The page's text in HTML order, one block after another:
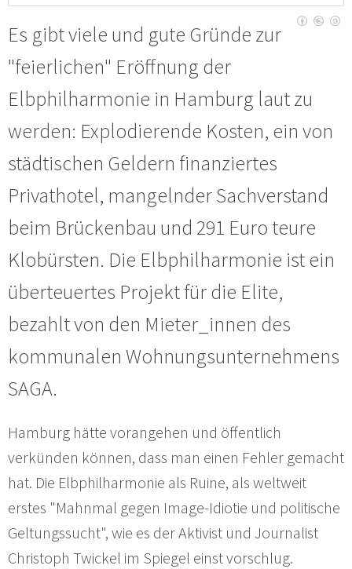
Es gibt viele und gute Gründe zur
"feierlichen" Eröffnung der
Elbphilharmonie in Hamburg laut zu
werden: Explodierende Kosten, ein von
städtischen Geldern finanziertes
Privathotel, mangelnder Sachverstand
beim Brückenbau und 291 Euro teure
Klobürsten. Die Elbphilharmonie ist ein
überteuertes Projekt für die Elite,
bezahlt von den Mieter_innen des
kommunalen Wohnungsunternehmens
SAGA.
Hamburg hätte vorangehen und öffentlich
verkünden können, dass man einen Fehler gemacht
hat. Die Elbphilharmonie als Ruine, als weltweit
erstes "Mahnmal gegen Image-Idiotie und politische
Geltungssucht", wie es der Aktivist und Journalist
Christoph Twickel im Spiegel einst vorschlug.